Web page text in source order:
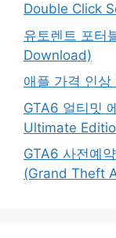
Double Click
유토렌트 포터
Download)
애플 가격 인
GTA6 얼티밋
Ultimate
GTA6 사전예
(Grand Theft